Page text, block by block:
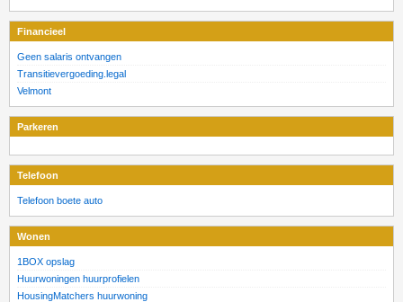
Financieel
Geen salaris ontvangen
Transitievergoeding.legal
Velmont
Parkeren
Telefoon
Telefoon boete auto
Wonen
1BOX opslag
Huurwoningen huurprofielen
HousingMatchers huurwoning